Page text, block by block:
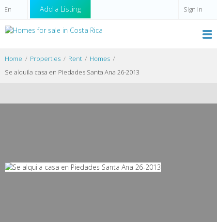
Add a Listing Sign in
Home Properties Rent
Homes
Se alquila casa en Piedades Santa Ana 26-2013